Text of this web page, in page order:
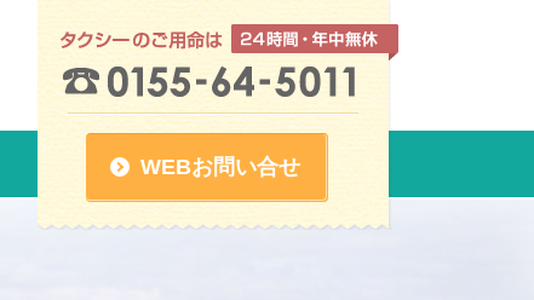
WEBお問い合せ